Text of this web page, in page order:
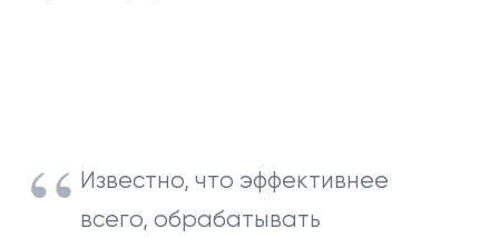
Известно, что эффективнее
всего, обрабатывать